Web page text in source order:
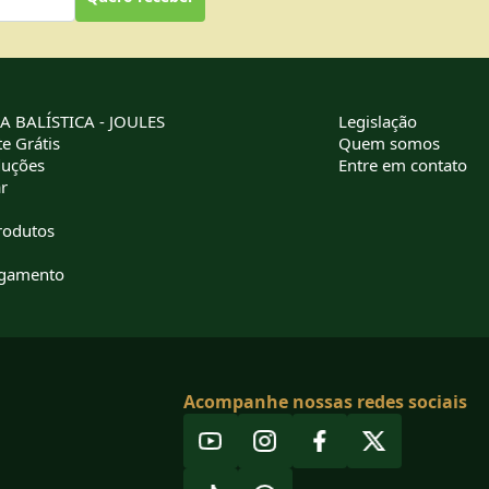
BALÍSTICA - JOULES
Grátis
Legislação
Quem somos
Entre em contato
Acompanhe nossas redes sociais